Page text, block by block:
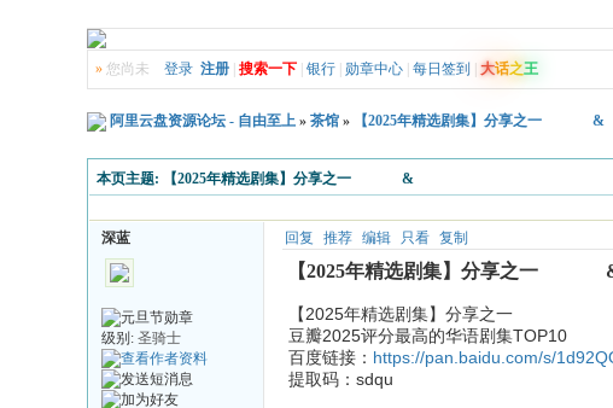
» 您尚未 登录 注册 搜索一下 银行 勋章中心 每日签到 大话之王
阿里云盘资源论坛 - 自由至上 » 茶馆 » 【2025年精选剧集】分享之一 &
本页主题: 【2025年精选剧集】分享之一 &
深蓝
级别: 圣骑士
回复 推荐 编辑 只看 复制
【2025年精选剧集】分享之一
【2025年精选剧集】分享之
豆瓣2025评分最高的华语剧集TOP10
百度链接： https://pan.baidu.com/s/
提取码：sdqu